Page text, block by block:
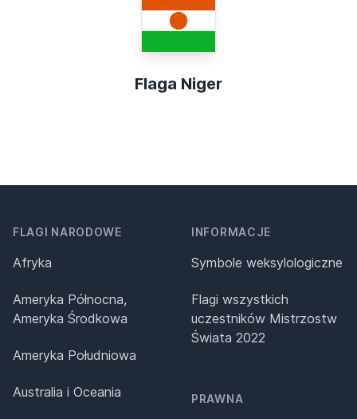
Flaga Niger
FLAGI NARODOWE
Afryka
Ameryka Północna,
Ameryka Środkowa
Ameryka Południowa
Australia i Oceania
INFORMACJE
Symbole weksylologiczne
Flagi wszystkich
uczestników Mistrzostw
Świata 2022
PRAWNA